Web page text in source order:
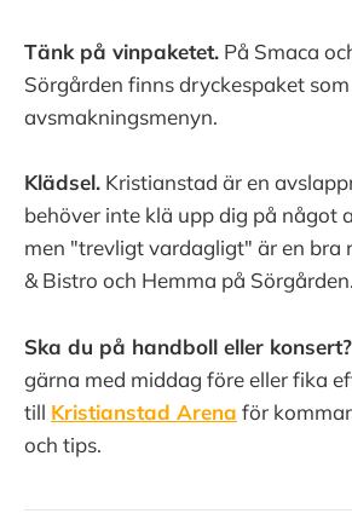
Tänk på vinpaketet. På Smaca
Sörgården finns dryckespaket
avsmakningsmenyn.
Klädsel. Kristianstad är en
behöver inte klä upp dig på något
men "trevligt vardagligt" är en bra
& Bistro och Hemma på Sörgården.
Ska du på handboll eller konsert?
gärna med middag före eller fika
till Kristianstad Arena för
och tips.